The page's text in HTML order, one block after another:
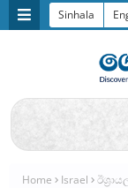
Sinhala
Home Israel